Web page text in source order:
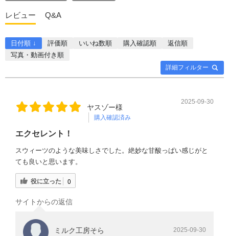
レビュー Q&A
詳細フィルター
日付順 ↓ 評価順 いいね数順 購入確認順
返信順
写真・動画付き順
ヤスゾー様
購入確認済み
2025-09-30
エクセレント！
スウィーツのような美味しさでした。絶妙な甘酸っぱい感じがと
ても良いと思います。
役に立った 0
サイトからの返信
ミルク工房そら 2025-09-30